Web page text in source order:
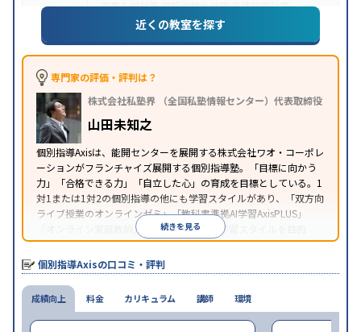
推薦入試対策学校別特化対策各種検定対策
特徴
授業の振替可能学習にPC・タブレットを利用
ライン対応1科目から受講可能季節講習のみの受講
可
※2023年3月調査。小学校高学年の個別指導塾アンケート調査方法
近くの教室を探す
専門家の評価・評判は？
株式会社私塾界 （全国私塾情報センター）代表取締役
山田未知之
個別指導Axisは、能開センターを展開する株式会社ワオ・コーポレ
ーションがフランチャイズ展開する個別指導塾。「目標に向かう
力」「合格できる力」「自立した心」の育成を目標としている。1
対1または1対2の個別指導の他にも学習スタイルがあり、「双方向
ライブ授業のオンラインゼミ」「教科書準拠AI学習AxisPLUS」
「オンライン家庭教師」など、さまざまな学習スタイルを目的
別・科目別に選択することができる。
続きを見る
個別指導Axisの口コミ・評判
成績向上 料金 カリキュラム 講師 環境